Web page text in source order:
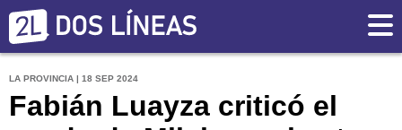
LA PROVINCIA | 18 SEP 2024
Fabián Luayza criticó el